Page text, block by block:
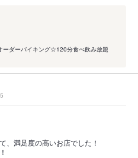
ダーバイキング☆120分食べ飲み放題
、満足度の高いお店でした！